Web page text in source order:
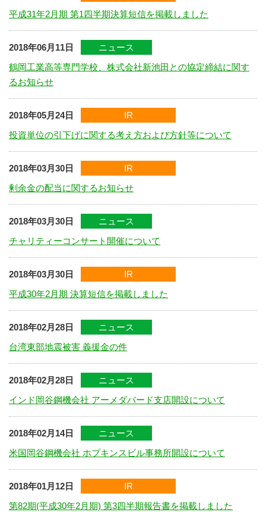
平成31年2月期 第1四半期決算短信を掲載しました
2018年06月11日
ニュース
鶴岡工業高等専門学校、株式会社新池田との協定締結に関す
るお知らせ
2018年05月24日
IR
投資単位の引下げに関する考え方および方針等について
2018年03月30日
IR
剰余金の配当に関するお知らせ
2018年03月30日
ニュース
チャリティーコンサート開催について
2018年03月30日
IR
平成30年2月期 決算短信を掲載しました
2018年02月28日
ニュース
台湾東部地震被害 義援金の件
2018年02月28日
ニュース
インド岡谷鋼機会社 アーメダバード支店開設について
2018年02月14日
ニュース
米国岡谷鋼機会社 ホプキンスビル事務所開設について
2018年01月12日
IR
第82期(平成30年2月期) 第3四半期報告書を掲載しました